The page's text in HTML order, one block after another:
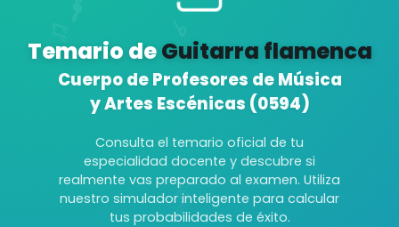
Temario deGuitarra flamenca
Cuerpo de Profesores de Música
y Artes Escénicas (0594)
Consulta el temario oficial de tu
especialidad docente y descubre si
realmente vas preparado al examen. Utiliza
nuestro simulador inteligente para calcular
tus probabilidades de éxito.